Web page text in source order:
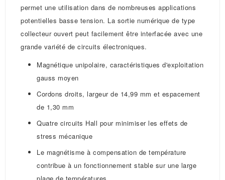
permet une utilisation dans de nombreuses applications
potentielles basse tension. La sortie numérique de type
collecteur ouvert peut facilement être interfacée avec une
grande variété de circuits électroniques.
Magnétique unipolaire, caractéristiques d'exploitation
gauss moyen
Cordons droits, largeur de 14,99 mm et espacement
de 1,30 mm
Quatre circuits Hall pour minimiser les effets de
stress mécanique
Le magnétisme à compensation de température
contribue à un fonctionnement stable sur une large